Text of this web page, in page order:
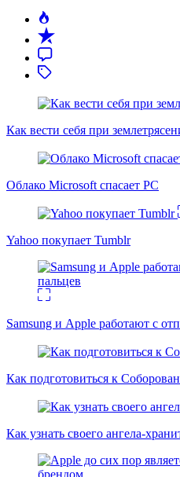
Как вести себя при
Облако Microsoft спасает PC
Yahoo покупает Tumblr
Samsung и Apple работают с
Как подготовиться к
Как узнать своего ангела-